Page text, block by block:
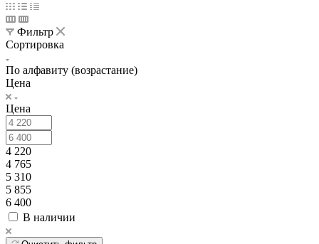
Фильтр
Сортировка
По алфавиту (возрастание)
Цена
Цена
4 220
4 765
5 310
5 855
6 400
В наличии